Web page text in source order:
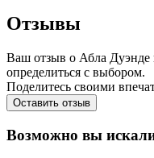
Отзывы
Ваш отзыв о Абла Дуэнде
определиться с выбором.
Поделитесь своими
Оставить отзыв
Возможно вы